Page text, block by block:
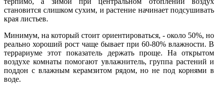
становится слишком сухим, и растение начинает подсушивать
края листьев.
Минимум, на который стоит ориентироваться, - около 50%, но
реально хороший рост чаще бывает при 60-80% влажности. В
террариуме этот показатель держать проще. На открытом
воздухе комнаты помогают увлажнитель, группа растений и
поддон с влажным керамзитом рядом, но не под корнями в
воде.